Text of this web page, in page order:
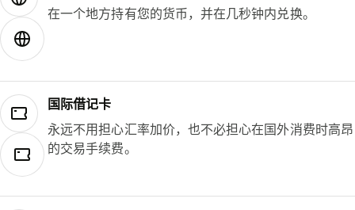
在一个地方持有您的货币，并在几秒钟内兑换。
国际借记卡
永远不用担心汇率加价，也不必担心在国外消费时高昂
的交易手续费。